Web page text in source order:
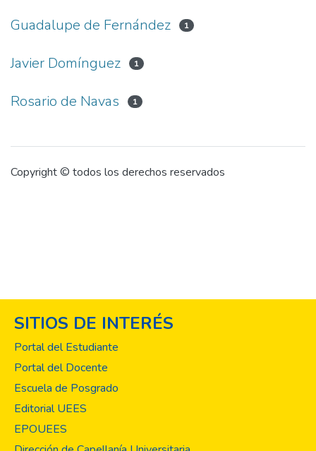
Guadalupe de Fernández 1
Javier Domínguez 1
Rosario de Navas 1
Copyright © todos los derechos reservados
SITIOS DE INTERÉS
Portal del Estudiante
Portal del Docente
Escuela de Posgrado
Editorial UEES
EPOUEES